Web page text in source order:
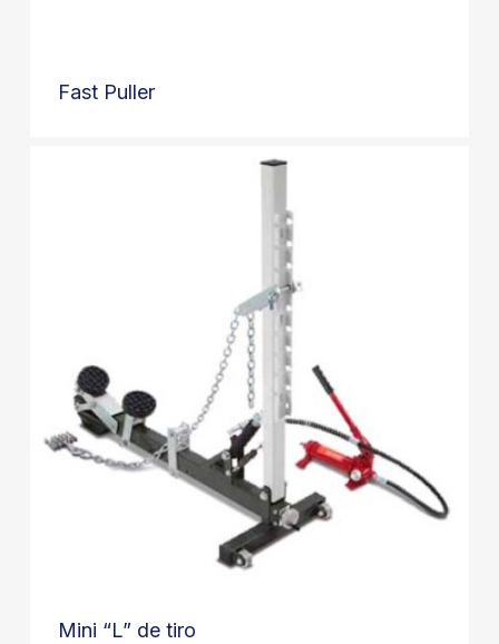
Fast Puller
Mini “L” de tiro